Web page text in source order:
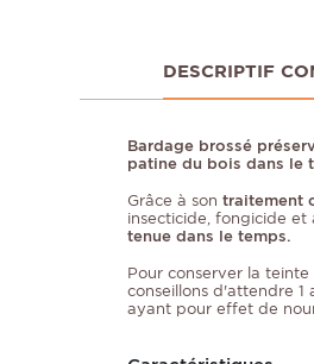
DESCRIPTIF
Bardage brossé
patine du bois dans le
Grâce à son traitement
insecticide, fongicide et
tenue dans le temps.
Pour conserver la
conseillons d'attendre 1
ayant pour effet de